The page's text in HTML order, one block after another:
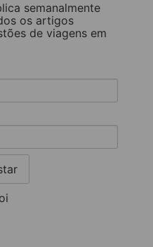
semanalmente
os artigos
de viagens em